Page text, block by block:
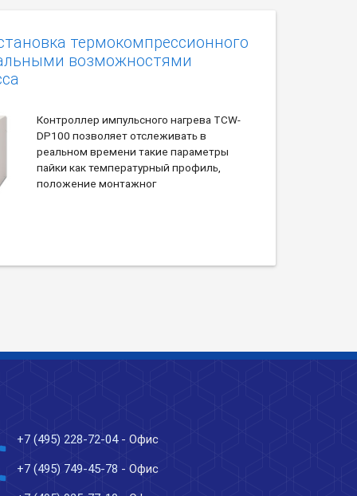
термокомпрессионного
возможностями
Контроллер импульсного нагрева TCW-
DP100 позволяет отслеживать в
реальном времени такие параметры
пайки как температурный профиль,
положение монтажног
+7 (495) 228-72-04- Офис
+7 (495) 749-45-78 - Офис